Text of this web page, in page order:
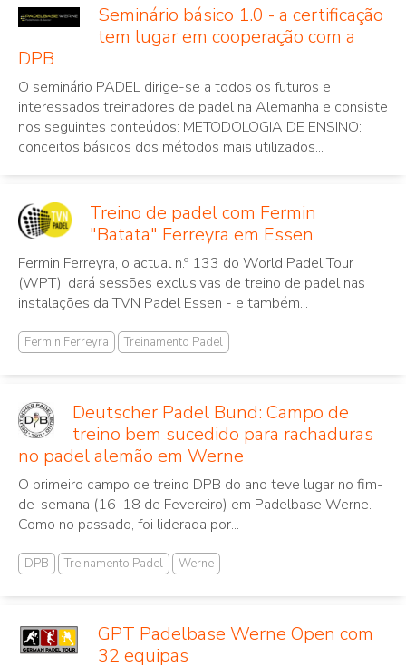
Seminário básico 1.0 - a certificação
tem lugar em cooperação com a
DPB
O seminário PADEL dirige-se a todos os futuros e
interessados treinadores de padel na Alemanha e consiste
nos seguintes conteúdos: METODOLOGIA DE ENSINO:
conceitos básicos dos métodos mais utilizados...
Treino de padel com Fermin
"Batata" Ferreyra em Essen
Fermin Ferreyra, o actual n.º 133 do World Padel Tour
(WPT), dará sessões exclusivas de treino de padel nas
instalações da TVN Padel Essen - e também...
Fermin Ferreyra Treinamento Padel
Deutscher Padel Bund: Campo de
treino bem sucedido para rachaduras
no padel alemão em Werne
O primeiro campo de treino DPB do ano teve lugar no fim-
de-semana (16-18 de Fevereiro) em Padelbase Werne.
Como no passado, foi liderada por...
DPB Treinamento Padel Werne
GPT Padelbase Werne Open com
32 equipas